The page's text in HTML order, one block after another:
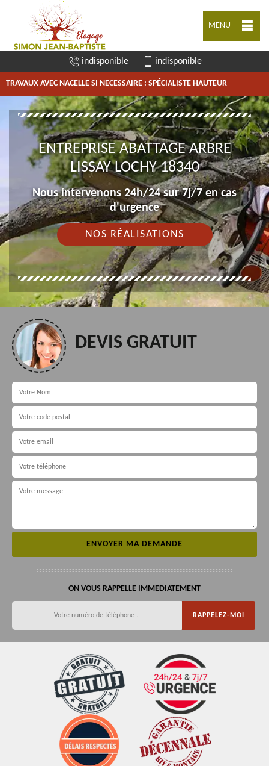
MENU
indisponible indisponible
TRAVAUX AVEC NACELLE SI NECESSAIRE : SPÉCIALISTE HAUTEUR
ENTREPRISE ABATTAGE ARBRE
LISSAY LOCHY 18340
Nous intervenons 24h/24 sur 7j/7 en cas
d'urgence
NOS RÉALISATIONS
DEVIS GRATUIT
ON VOUS RAPPELLE IMMEDIATEMENT